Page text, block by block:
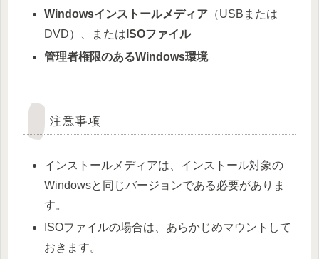
Windowsインストールメディア （USBまたは
DVD）、または ISOファイル
管理者権限のあるWindows環境
注意事項
インストールメディアは、インストール対象の
Windowsと同じバージョンである必要がありま
す。
ISOファイルの場合は、あらかじめマウントして
おきます。